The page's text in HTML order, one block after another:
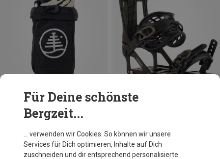
Du sparst 10%
Burton
Hitchhiker Splitboardbindung
484,95 €
Für Deine schönste
Bergzeit...
… verwenden wir Cookies. So können wir unsere
Services für Dich optimieren, Inhalte auf Dich
zuschneiden und dir entsprechend personalisierte